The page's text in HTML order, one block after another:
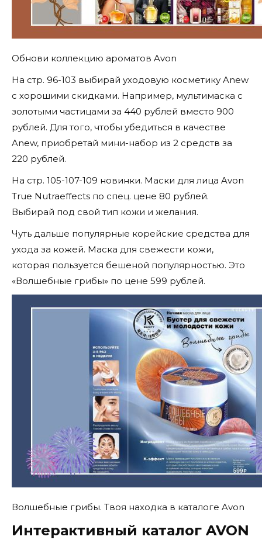
Обнови коллекцию ароматов Avon
На стр. 96-103 выбирай уходовую косметику Anew
с хорошими скидками. Например, мультимаска с
золотыми частицами за 440 рублей вместо 900
рублей. Для того, чтобы убедиться в качестве
Anew, приобретай мини-набор из 2 средств за
220 рублей.
На стр. 105-107-109 новинки. Маски для лица Avon
True Nutraeffects по спец. цене 80 рублей.
Выбирай под свой тип кожи и желания.
Чуть дальше популярные корейские средства для
ухода за кожей. Маска для свежести кожи,
которая пользуется бешеной популярностью. Это
«Волшебные грибы» по цене 599 рублей.
Волшебные грибы. Твоя находка в каталоге Avon
Интерактивный каталог AVON